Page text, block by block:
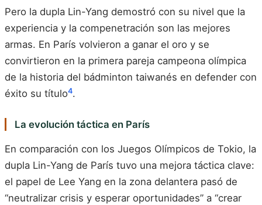
Pero la dupla Lin-Yang demostró con su nivel que la
experiencia y la compenetración son las mejores
armas. En París volvieron a ganar el oro y se
convirtieron en la primera pareja campeona olímpica
de la historia del bádminton taiwanés en defender con
éxito su título4.
La evolución táctica en París
En comparación con los Juegos Olímpicos de Tokio, la
dupla Lin-Yang de París tuvo una mejora táctica clave:
el papel de Lee Yang en la zona delantera pasó de
“neutralizar crisis y esperar oportunidades” a “crear